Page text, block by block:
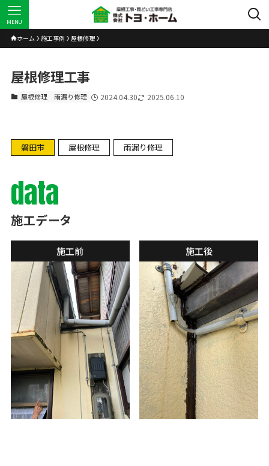
MENU
ホーム 施工事例 屋根修理
屋根修理工事
屋根修理 雨漏り修理 2024.04.30 2025.06.10
磐田市 屋根修理 雨漏り修理
data
施工データ
施工前 施工後